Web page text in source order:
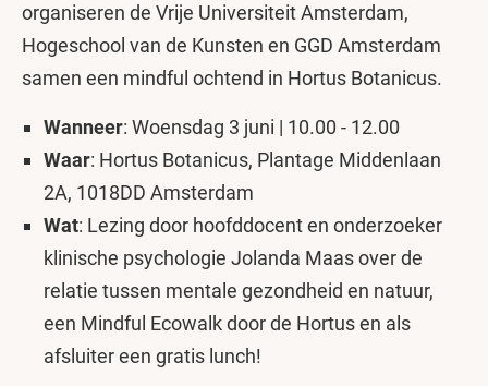
organiseren de Vrije Universiteit Amsterdam,
Hogeschool van de Kunsten en GGD Amsterdam
samen een mindful ochtend in Hortus Botanicus.
Wanneer: Woensdag 3 juni | 10.00 - 12.00
Waar: Hortus Botanicus, Plantage Middenlaan
2A, 1018DD Amsterdam
Wat: Lezing door hoofddocent en onderzoeker
klinische psychologie Jolanda Maas over de
relatie tussen mentale gezondheid en natuur,
een Mindful Ecowalk door de Hortus en als
afsluiter een gratis lunch!